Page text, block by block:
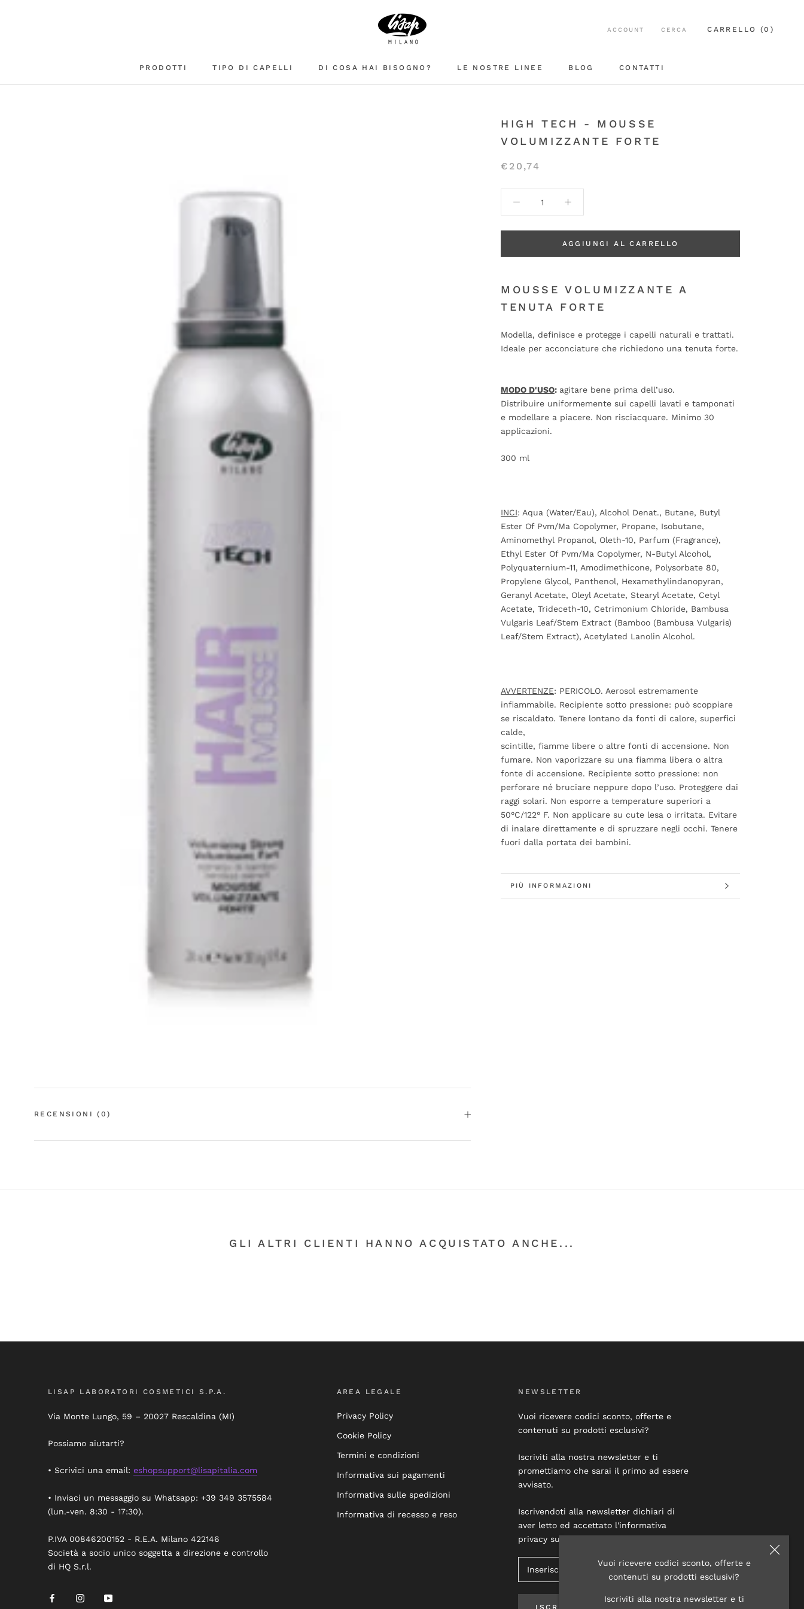
Vuoi ricevere codici sconto, offerte e
contenuti su prodotti esclusivi?
Iscriviti alla nostra newsletter e ti
PRODOTTI TIPO DI CAPELLI DI COSA HAI BISOGNO? LE NOSTRE LINEE
BLOG
CONTATTI
ACCOUNT CERCA CARRELLO (0 )
HIGH TECH - MOUSSE
VOLUMIZZANTE FORTE
€20,74
AGGIUNGI AL CARRELLO
MOUSSE VOLUMIZZANTE A
TENUTA FORTE
Modella, definisce e protegge i capelli naturali e trattati.
Ideale per acconciature che richiedono una tenuta forte.
MODO D'USO: agitare bene prima dell’uso.
Distribuire uniformemente sui capelli lavati e tamponati
e modellare a piacere. Non risciacquare. Minimo 30
applicazioni.
300 ml
INCI: Aqua (Water/Eau), Alcohol Denat., Butane, Butyl
Ester Of Pvm/Ma Copolymer, Propane, Isobutane,
Aminomethyl Propanol, Oleth-10, Parfum (Fragrance),
Ethyl Ester Of Pvm/Ma Copolymer, N-Butyl Alcohol,
Polyquaternium-11, Amodimethicone, Polysorbate 80,
Propylene Glycol, Panthenol, Hexamethylindanopyran,
Geranyl Acetate, Oleyl Acetate, Stearyl Acetate, Cetyl
Acetate, Trideceth-10, Cetrimonium Chloride, Bambusa
Vulgaris Leaf/Stem Extract (Bamboo (Bambusa Vulgaris)
Leaf/Stem Extract), Acetylated Lanolin Alcohol.
AVVERTENZE: PERICOLO. Aerosol estremamente
infiammabile. Recipiente sotto pressione: può scoppiare
se riscaldato. Tenere lontano da fonti di calore, superfici
calde,
scintille, fiamme libere o altre fonti di accensione. Non
fumare. Non vaporizzare su una fiamma libera o altra
fonte di accensione. Recipiente sotto pressione: non
perforare né bruciare neppure dopo l’uso. Proteggere dai
raggi solari. Non esporre a temperature superiori a
50°C/122° F. Non applicare su cute lesa o irritata. Evitare
di inalare direttamente e di spruzzare negli occhi. Tenere
fuori dalla portata dei bambini.
PIÙ INFORMAZIONI
GUARDA LE IMMAGINI
RECENSIONI(0)
GLI ALTRI CLIENTI HANNO ACQUISTATO ANCHE...
LISAP LABORATORI COSMETICI S.P.A.
Via Monte Lungo, 59 – 20027 Rescaldina (MI)
Possiamo aiutarti?
• Scrivici una email: eshopsupport@lisapitalia.com
• Inviaci un messaggio su Whatsapp: +39 349 3575584
(lun.-ven. 8:30 - 17:30).
P.IVA 00846200152 - R.E.A. Milano 422146
Società a socio unico soggetta a direzione e controllo
di HQ S.r.l.
AREA LEGALE
Privacy Policy
Cookie Policy
Termini e condizioni
Informativa sui pagamenti
Informativa sulle spedizioni
Informativa di recesso e reso
NEWSLETTER
Vuoi ricevere codici sconto, offerte e
contenuti su prodotti esclusivi?
Iscriviti alla nostra newsletter e ti
promettiamo che sarai il primo ad essere
avvisato.
Iscrivendoti alla newsletter dichiari di
aver letto ed accettato l'informativa
privacy su questo sito.